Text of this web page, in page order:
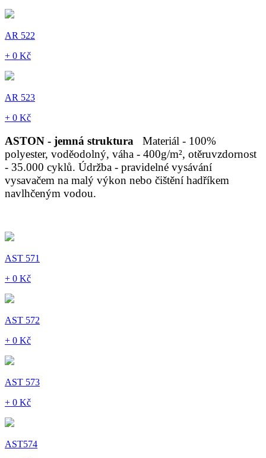
AR 522
+ 0 Kč
AR 523
+ 0 Kč
ASTON - jemná struktura
Materiál - 100%
polyester, voděodolný, váha - 400g/m², otěruvzdornost
- 35.000 cyklů. Údržba - pravidelné vysávání
vysavačem na malý výkon nebo čištění hadříkem
navlhčeným vodou.
AST 571
+ 0 Kč
AST 572
+ 0 Kč
AST 573
+ 0 Kč
AST574